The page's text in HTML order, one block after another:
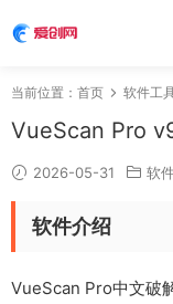
当前位置： 首页 软件工
VueScan Pro
2026-05-31 软
软件介绍
VueScan Pro中文破